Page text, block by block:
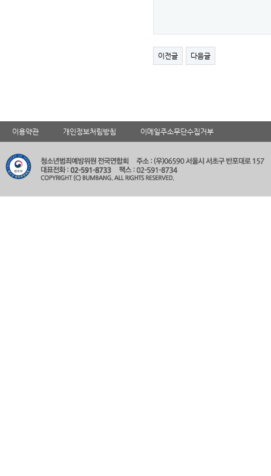
이전글 다음글
이용약관 개인정보처림방침 이메일주소무단수집거부